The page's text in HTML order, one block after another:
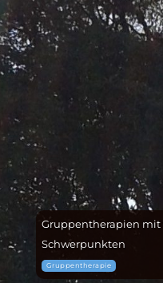
Gruppentherapien mit
Schwerpunkten
Gruppentherapie